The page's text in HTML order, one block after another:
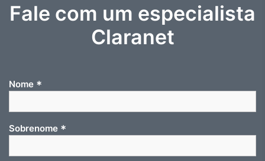
Fale com um especialista
Claranet
Nome *
Sobrenome *